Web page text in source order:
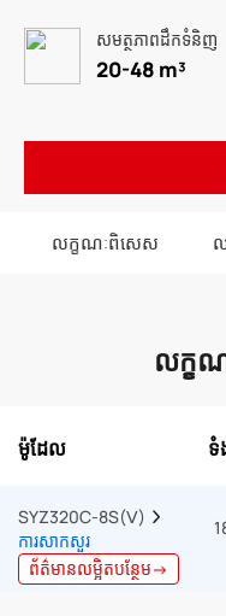
សមត្ថភាពដឹកទំនិញ
20-48 m³
លក្ខណៈពិសេស
លក្ខ
ម៉ូដែល ទំ
SYZ320C-8S(Ⅴ)
ការសាកសួរ
ព័ត៌មានលម្អិតបន្ថែម→